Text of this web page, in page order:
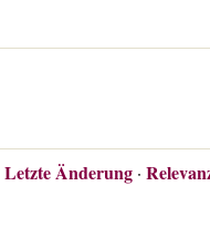
Letzte Änderung ·